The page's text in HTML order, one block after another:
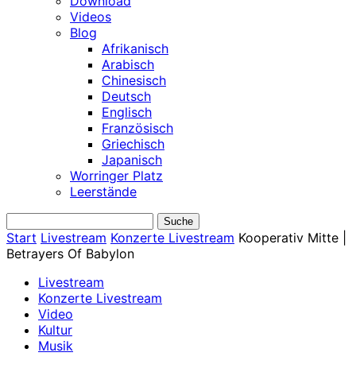
Videos
Blog
Afrikanisch
Arabisch
Chinesisch
Deutsch
Englisch
Französisch
Griechisch
Japanisch
Worringer Platz
Leerstände
Start Livestream Konzerte Livestream Kooperativ Mitte |
Betrayers Of Babylon
Livestream
Konzerte Livestream
Video
Kultur
Musik